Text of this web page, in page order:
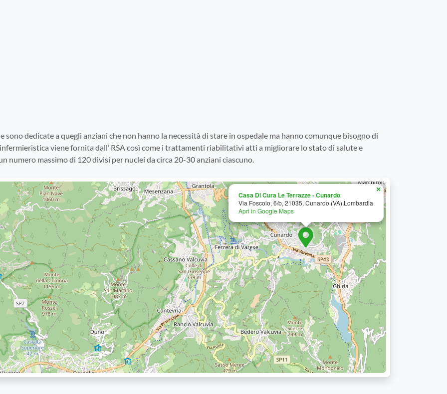
dedicate a quegli anziani che non hanno la necessità di stare in ospedale ma hanno comunque bisogno di
viene fornita dall’ RSA così come i trattamenti riabilitativi atti a migliorare lo stato di salute e
numero massimo di 120 divisi per nuclei da circa 20-30 anziani ciascuno.
Casa Di Cura Le Terrazze - Cunardo
Via Foscolo, 6/b, 21035, Cunardo (VA),Lombardia
Apri in Google Maps
×